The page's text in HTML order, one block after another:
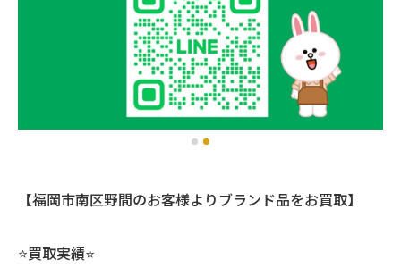
【福岡市南区野間のお客様よりブランド品をお買取】
⭐️買取実績⭐️